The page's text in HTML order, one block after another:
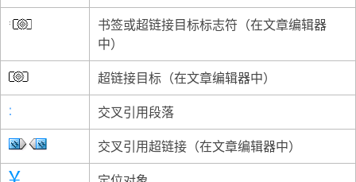
书签或超链接目标标志符（在文章编辑器
中）
超链接目标（在文章编辑器中）
交叉引用段落
交叉引用超链接（在文章编辑器中）